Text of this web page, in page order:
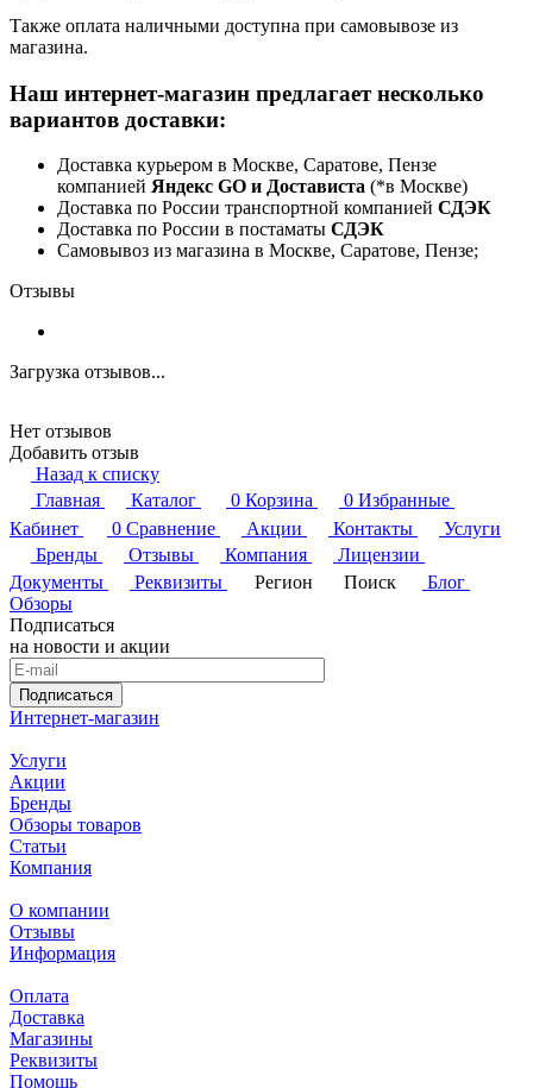
Также оплата наличными доступна при самовывозе из
магазина.
Наш интернет-магазин предлагает несколько
вариантов доставки:
Доставка курьером в Москве, Саратове, Пензе
компанией Яндекс GO и Достависта (*в Москве)
Доставка по России транспортной компанией СДЭК
Доставка по России в постаматы СДЭК
Самовывоз из магазина в Москве, Саратове, Пензе;
Отзывы
Загрузка отзывов...
Нет отзывов
Добавить отзыв
Назад к списку
Главная
Каталог 0 Корзина 0 Избранные
Кабинет
0 Сравнение Акции Контакты
Услуги
Бренды
Отзывы Компания
Лицензии
Документы
Реквизиты Регион Поиск
Блог
Обзоры
Подписаться
на новости и акции
Подписаться
Интернет-магазин
Услуги
Акции
Бренды
Обзоры товаров
Статьи
Компания
О компании
Отзывы
Информация
Оплата
Доставка
Магазины
Реквизиты
Помощь